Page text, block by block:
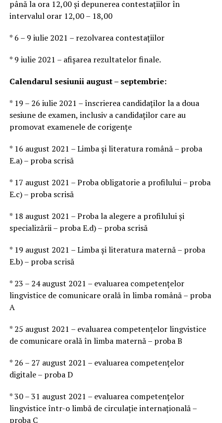
până la ora 12,00 şi depunerea contestaţiilor în
intervalul orar 12,00 – 18,00
* 6 – 9 iulie 2021 – rezolvarea contestaţiilor
* 9 iulie 2021 – afişarea rezultatelor finale.
Calendarul sesiunii august – septembrie:
* 19 – 26 iulie 2021 – înscrierea candidaţilor la a doua
sesiune de examen, inclusiv a candidaţilor care au
promovat examenele de corigenţe
* 16 august 2021 – Limba şi literatura română – proba
E.a) – proba scrisă
* 17 august 2021 – Proba obligatorie a profilului – proba
E.c) – proba scrisă
* 18 august 2021 – Proba la alegere a profilului şi
specializării – proba E.d) – proba scrisă
* 19 august 2021 – Limba şi literatura maternă – proba
E.b) – proba scrisă
* 23 – 24 august 2021 – evaluarea competenţelor
lingvistice de comunicare orală în limba română – proba
A
* 25 august 2021 – evaluarea competenţelor lingvistice
de comunicare orală în limba maternă – proba B
* 26 – 27 august 2021 – evaluarea competenţelor
digitale – proba D
* 30 – 31 august 2021 – evaluarea competenţelor
lingvistice într-o limbă de circulaţie internaţională –
proba C